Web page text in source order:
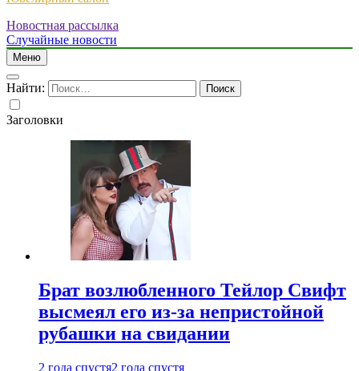
Новостная рассылка
Случайные новости
Меню
Найти:
Заголовки
Брат возлюбленного Тейлор Свифт
высмеял его из-за непристойной
рубашки на свидании
2 года спустя2 года спустя